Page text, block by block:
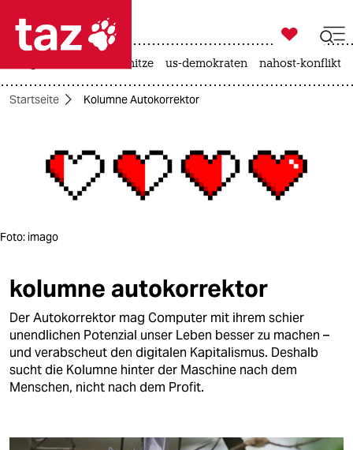
 taz zahl ich
taz zahl ich
politik
gesellschaft
kultur
sport
berlin
nord

taz zahl ich
hitze us-demokraten nahost-konflikt
Startseite Kolumne Autokorrektor
Foto: imago
kolumne autokorrektor
Der Autokorrektor mag Computer mit ihrem schier
unendlichen Potenzial unser Leben besser zu machen –
und verabscheut den digitalen Kapitalismus. Deshalb
sucht die Kolumne hinter der Maschine nach dem
Menschen, nicht nach dem Profit.